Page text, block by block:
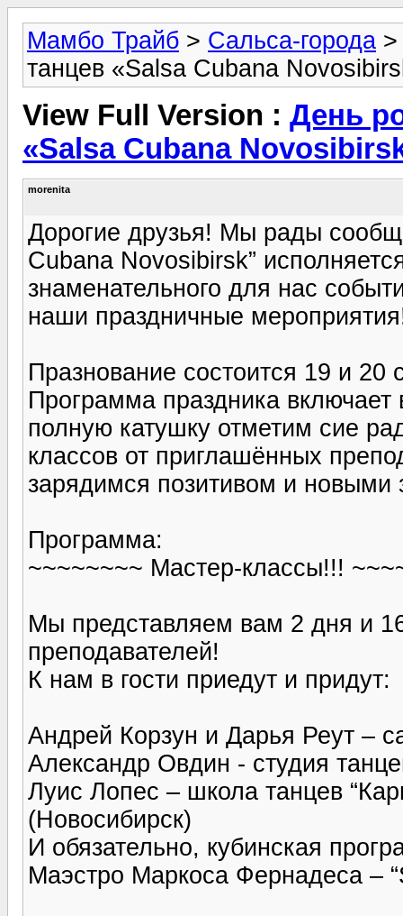
Мамбо Трайб > Сальса-города
танцев «Salsa Cubana
View Full Version : День
«Salsa Cubana
morenita
Дорогие друзья! Мы рады
Cubana Novosibirsk”
знаменательного для нас
наши праздничные
Празнование состоится 19 и 20
Программа праздника
полную катушку отметим сие
классов от приглашённых
зарядимся позитивом и новыми
Программа:
~~~~~~~~ Мастер-классы!!!
Мы представляем вам 2 дня и
преподавателей!
К нам в гости приедут и придут:
Андрей Корзун и Дарья Реут –
Александр Овдин - студия
Луис Лопес – школа танцев
(Новосибирск)
И обязательно, кубинская
Маэстро Маркоса Фернадеса –